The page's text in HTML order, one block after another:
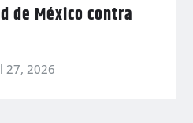
de México contra
27, 2026